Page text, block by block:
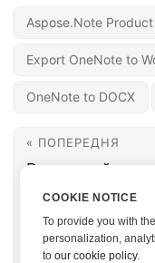
Aspose.Note Product
Export OneNote to
OneNote to DOCX
« ПОПЕРЕДНЯ
Роздрукуйте
блокнот
.one програмно
допомогою Java
COOKIE NOTICE
To provide you with
personalization,
toour cookie policy.